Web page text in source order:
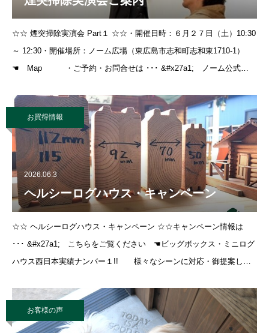
☆☆ 煙突掃除実演会 Part１ ☆☆・開催日時：６月２７日（土）10:30
～ 12:30・開催場所：ノーム広場（東広島市志和町志和東1710-1）
☚ Map ・ご予約・お問合せは ･･･ &#x27a1; ノーム公式
お買得情報
2026.06.3
ヘルシーログハウス・キャンペーン
☆☆ ヘルシーログハウス・キャンペーン ☆☆キャンペーン情報は
･･･ &#x27a1; こちらをご覧ください ☚ビッグボックス・ミニログ
ハウス西日本実績ナンバー１!! 様々なシーンに対応・御提案しま
お客様の声